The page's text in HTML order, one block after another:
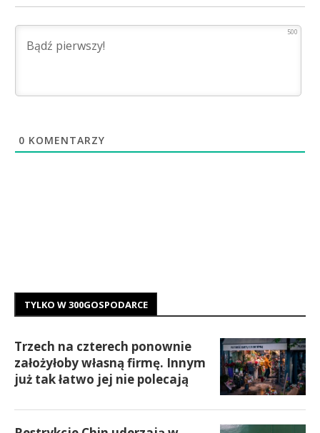
500
0 KOMENTARZY
TYLKO W 300GOSPODARCE
Trzech na czterech ponownie
założyłoby własną firmę. Innym
już tak łatwo jej nie polecają